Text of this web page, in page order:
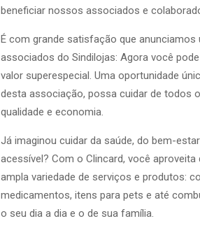
beneficiar nossos associados e
É com grande satisfação que
associados do Sindilojas: Agora você
valor superespecial. Uma oportunidade
desta associação, possa cuidar de todos
qualidade e economia.
Já imaginou cuidar da saúde, do bem-
acessível? Com o Clincard, você
ampla variedade de serviços e produtos:
medicamentos, itens para pets e até
o seu dia a dia e o de sua família.